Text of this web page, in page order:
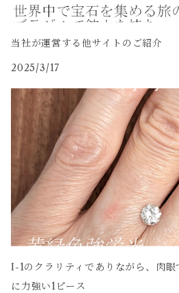
当社が運営する他サイトのご紹介
2025/3/17
I-1のクラリティでありながら、肉眼
に力強い1ピース